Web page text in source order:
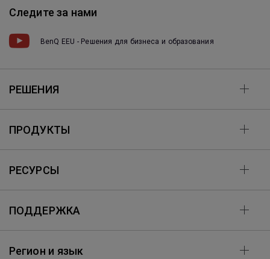
Следите за нами
BenQ EEU - Решения для бизнеса и образования
РЕШЕНИЯ
ПРОДУКТЫ
РЕСУРСЫ
ПОДДЕРЖКА
Регион и язык